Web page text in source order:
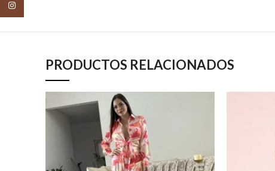
PRODUCTOS RELACIONADOS